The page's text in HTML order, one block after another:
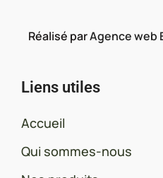
Réalisé parAgence web
Liens utiles
Accueil
Qui sommes-nous